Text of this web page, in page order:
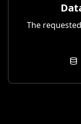
The